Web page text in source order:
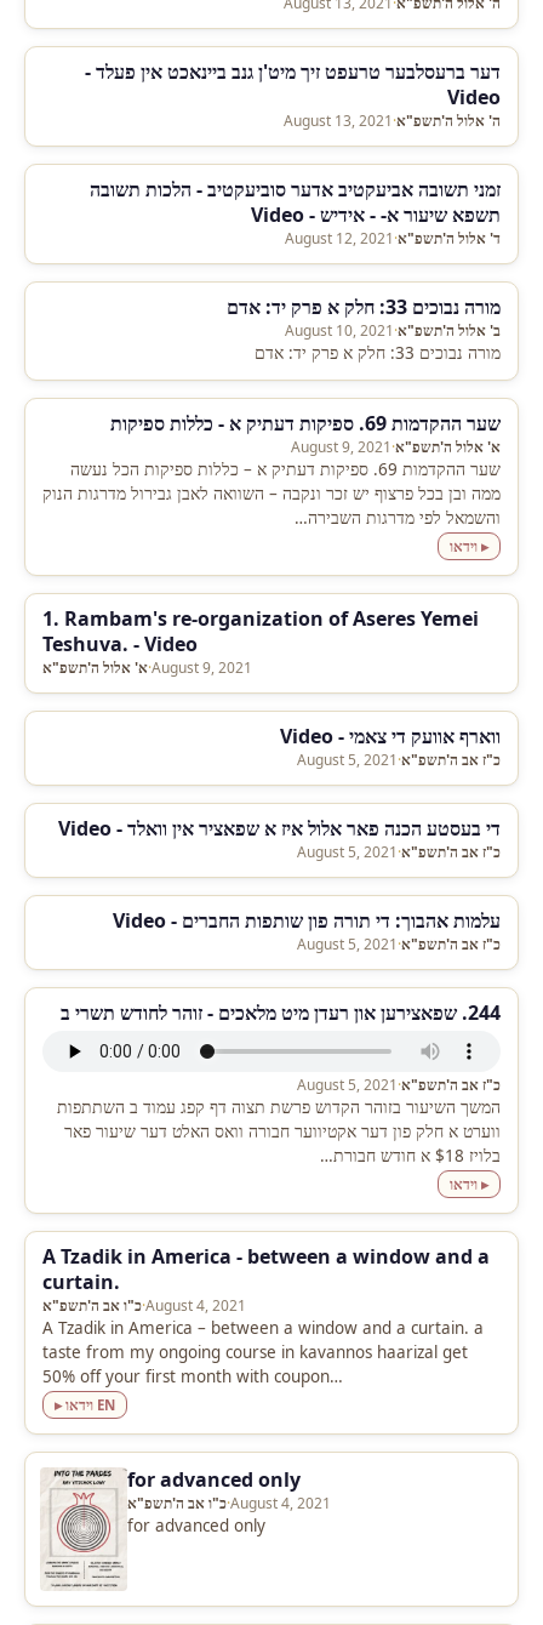
דער ברעסלבער טרעפט זיך מיט'ן גנב ביינאכט אין פעלד -
Video
ה' אלול ה'תשפ"א·
August 13, 2021
זמני תשובה אביעקטיב אדער סוביעקטיב - הלכות תשובה
תשפא שיעור א- - אידיש - Video
ד' אלול ה'תשפ"א·
August 12, 2021
מורה נבוכים 33: חלק א פרק יד: אדם
ב' אלול ה'תשפ"א·
August 10, 2021
מורה נבוכים 33: חלק א פרק יד: אדם
שער ההקדמות 69. ספיקות דעתיק א - כללות ספיקות
א' אלול ה'תשפ"א·
August 9, 2021
שער ההקדמות 69. ספיקות דעתיק א – כללות ספיקות הכל נעשה
ממה ובן בכל פרצוף יש זכר ונקבה – השוואה לאבן גבירול מדרגות הנוק
והשמאל לפי מדרגות השבירה…
▸ וידאו
1. Rambam's re-organization of Aseres Yemei
Teshuva. - Video
א' אלול ה'תשפ"א·August 9, 2021
ווארף אוועק די צאמי - Video
כ"ז אב ה'תשפ"א·
August 5, 2021
די בעסטע הכנה פאר אלול איז א שפאציר אין וואלד - Video
כ"ז אב ה'תשפ"א·
August 5, 2021
עלמות אהבוך: די תורה פון שותפות החברים - Video
כ"ז אב ה'תשפ"א·
August 5, 2021
244. שפאצירען און רעדן מיט מלאכים - זוהר לחודש תשרי ב
כ"ז אב ה'תשפ"א·
August 5, 2021
המשך השיעור בזוהר הקדוש פרשת תצוה דף קפג עמוד ב השתתפות
ווערט א חלק פון דער אקטיווער חבורה וואס האלט דער שיעור פאר
בלויז $18 א חודש חבורת…
▸ וידאו
A Tzadik in America - between a window and a
curtain.
כ"ו אב ה'תשפ"א·August 4, 2021
A Tzadik in America – between a window and a curtain. a
taste from my ongoing course in kavannos haarizal get
50% off your first month with coupon…
▸ וידאו EN
for advanced only
כ"ו אב ה'תשפ"א·August 4, 2021
for advanced only